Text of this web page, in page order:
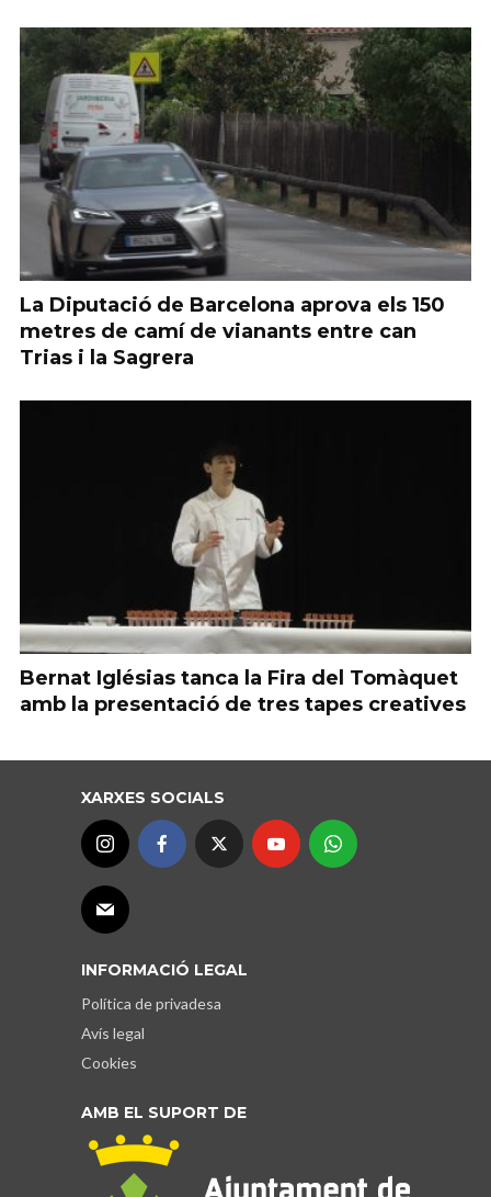
La Diputació de Barcelona aprova els 150
metres de camí de vianants entre can
Trias i la Sagrera
Bernat Iglésias tanca la Fira del Tomàquet
amb la presentació de tres tapes creatives
XARXES SOCIALS
INFORMACIÓ LEGAL
Política de privadesa
Avís legal
Cookies
AMB EL SUPORT DE